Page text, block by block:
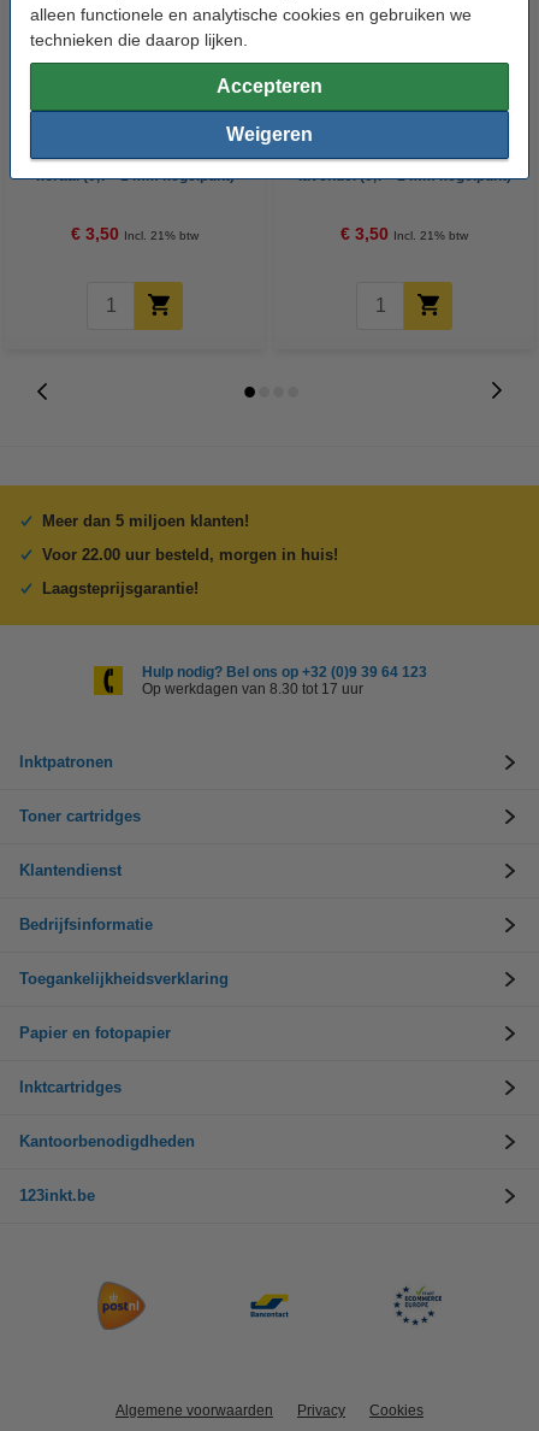
alleen functionele en analytische cookies en gebruiken we
technieken die daarop lijken.
Accepteren
Weigeren
koraal (0,7 - 1 mm kegelpunt)
€ 3,50 Incl. 21% btw
lavendel (0,7 - 1 mm kegelpunt)
€ 3,50 Incl. 21% btw
Meer dan 5 miljoen klanten!
Voor 22.00 uur besteld, morgen in huis!
Laagsteprijsgarantie!
Hulp nodig? Bel ons op +32 (0)9 39 64 123
Op werkdagen van 8.30 tot 17 uur
Inktpatronen
Toner cartridges
Klantendienst
Bedrijfsinformatie
Toegankelijkheidsverklaring
Papier en fotopapier
Inktcartridges
Kantoorbenodigdheden
123inkt.be
Algemene voorwaarden Privacy Cookies